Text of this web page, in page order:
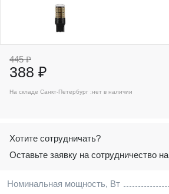
Номинальная мощность, Вт
445 ₽
388 ₽
На складе Санкт-Петербург :нет в наличии
Хотите сотрудничать?
Оставьте заявку на сотрудничество на